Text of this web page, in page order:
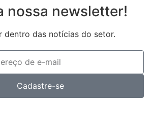
nossa newsletter!
dentro das notícias do setor.
Cadastre-se